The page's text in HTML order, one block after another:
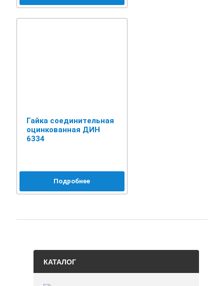
КАТАЛОГ
Гайка соединительная
оцинкованная ДИН
6334
Подробнее